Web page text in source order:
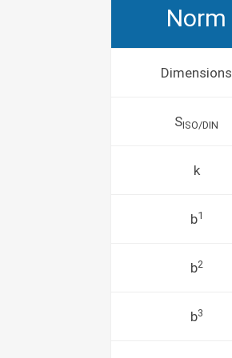
Norm
Dimensions
SISO/DIN
k
b1
b2
b3